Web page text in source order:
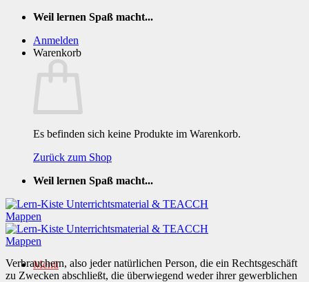
Zum
springen
Weil lernen Spaß macht...
Anmelden
Warenkorb
Es befinden sich keine Produkte im Warenkorb.
Zurück zum Shop
Weil lernen Spaß macht...
Menü
Verbrauchern, also jeder natürlichen Person, die ein Rechtsgeschäft
zu Zwecken abschließt, die überwiegend weder ihrer gewerblichen